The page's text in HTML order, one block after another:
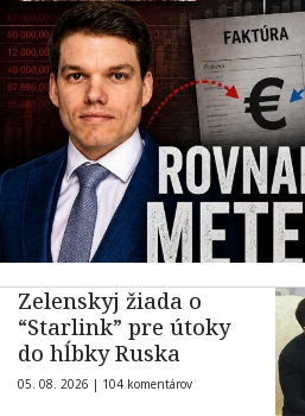
Zelenskyj žiada o
“Starlink” pre útoky
do hĺbky Ruska
05. 08. 2026 | 104 komentárov